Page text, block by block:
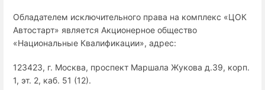
Обладателем исключительного права на комплекс «ЦОК
Автостарт» является Акционерное общество
«Национальные Квалификации», адрес:
123423, г. Москва, проспект Маршала Жукова д.39, корп.
1, эт. 2, каб. 51 (12).